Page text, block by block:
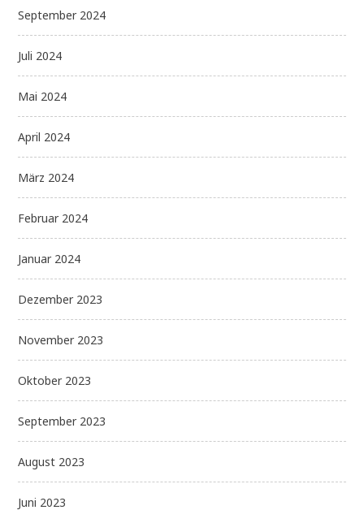
September 2024
Juli 2024
Mai 2024
April 2024
März 2024
Februar 2024
Januar 2024
Dezember 2023
November 2023
Oktober 2023
September 2023
August 2023
Juni 2023